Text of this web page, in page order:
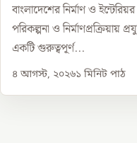
বাংলাদেশের নির্মাণ ও
পরিকল্পনা ও নির্মাণপ্রক্রিয়ায়
একটি গুরুত্বপূর্ণ...
৪ আগস্ট, ২০২৬১ মিনিট পাঠ